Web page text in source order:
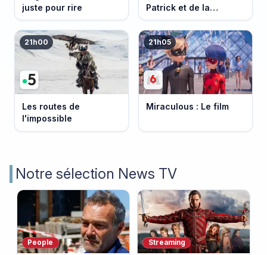
juste pour rire
Patrick et de la
Bretagne
21h00
Les routes de
l'impossible
21h05
Miraculous : Le film
Notre sélection News TV
People Streaming